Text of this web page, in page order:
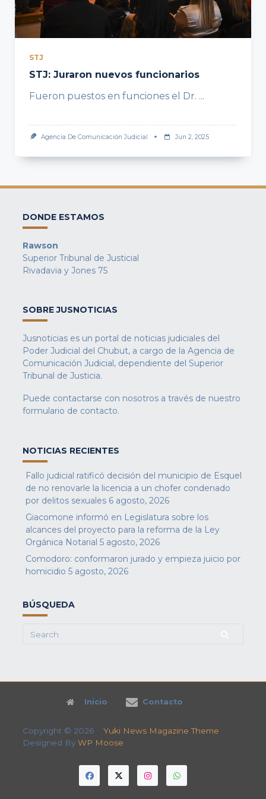
STJ
STJ: Juraron nuevos funcionarios
Fueron puestos en funciones el Dr. ...
Agencia De Comunicación Judicial Jun 2, 2025
DONDE ESTAMOS
Rawson
Superior Tribunal de Justicial
Rivadavia y Jones 75
SOBRE JUSNOTICIAS
Jusnoticias es un portal de noticias judiciales del
Poder Judicial del Chubut, a cargo de la Agencia de
Comunicación Judicial, dependiente del Superior
Tribunal de Justicia.
Puede contactarse con nosotros a través de nuestro
formulario de contacto.
NOTICIAS RECIENTES
Fallo judicial ratificó decisión del municipio de Esquel
de no renovarle la licencia a un chofer condenado
por delitos sexuales 6 agosto, 2026
Giacomone informó en Legislatura sobre los
alcances del proyecto para la reforma de la Ley
Orgánica Notarial 5 agosto, 2026
Comodoro: conformaron jurado y empieza juicio por
homicidio 5 agosto, 2026
BÚSQUEDA
Search
Inicio Contacto
Copyright © 2026 Yuki News Magazine Theme
Designed By WP Moose